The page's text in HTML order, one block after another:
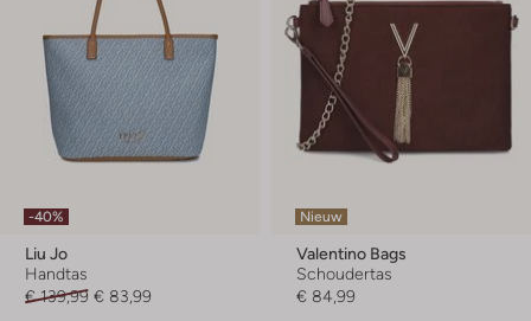
-40%
Liu Jo
Handtas
€ 139,99 € 83,99
Nieuw
Valentino Bags
Schoudertas
€ 84,99